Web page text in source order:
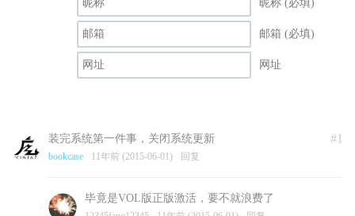
昵称 (必填)
邮箱 (必填)
网址
#1
装完系统第一件事，关闭系统更新
bookcase 11年前 (2015-06-01) 回复
毕竟是VOL版正版激活，要不就浪费了